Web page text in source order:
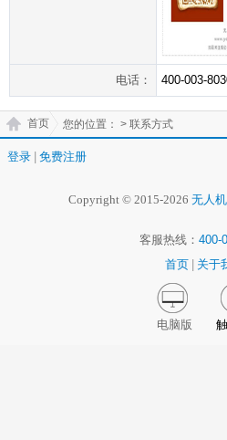
电话： 400-003-
您的位置：
首页 > 联系方式
登录 免费注册
Copyright © 2015-2026 无人
客服热线： 400-
首页
关于
电脑版